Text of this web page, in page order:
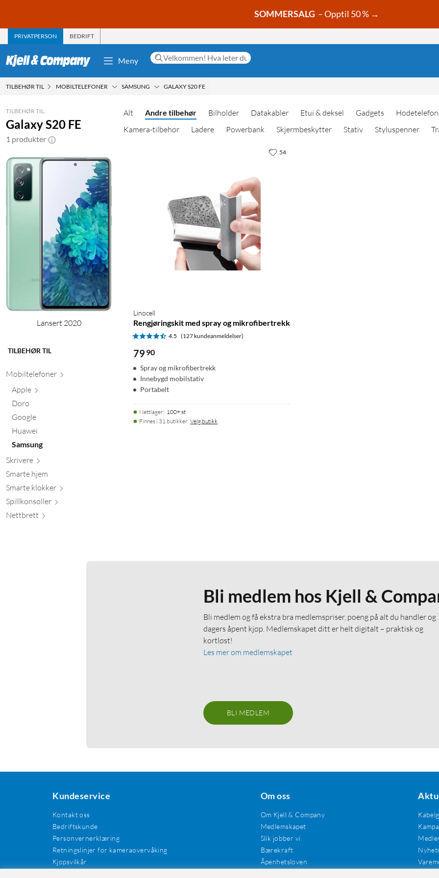
SOMMERSALG – Opptil 50 % →
PRIVATPERSON BEDRIFT
Meny
TILBEHØR TIL MOBILTELEFONER SAMSUNG GALAXY S20 FE
TILBEHØR TIL:
Galaxy S20 FE
1 produkter
Lansert 2020
TILBEHØR TIL
Mobiltelefoner
Apple
Doro
Google
Huawei
Samsung
Skrivere
Smarte hjem
Smarte klokker
Spillkonsoller
Nettbrett
Alt Andre tilbehør Bilholder Datakabler Etui & deksel Gadgets
Kamera-tilbehør
Ladere Powerbank Skjermbeskytter Stativ Styluspenner
Linocell
Rengjøringskit med spray og mikrofibertrekk
4.5 (127 kundeanmeldelser)
79 90
Spray og mikrofibertrekk
Innebygd mobilstativ
Portabelt
Nettlager: 100+ st
Finnes i 31 butikker. Velg butikk
54
Bli medlem hos Kjell &
Bli medlem og få ekstra bra medlemspriser, poeng på alt du handler og
dagers åpent kjøp. Medlemskapet ditt er helt digitalt – praktisk og
kortløst!
Les mer om medlemskapet
BLI MEDLEM
Kundeservice
Kontakt oss
Bedriftskunde
Personvernerklæring
Retningslinjer for kameraovervåking
Kjøpsvilkår
Om oss
Om Kjell & Company
Medlemskapet
Slik jobber vi
Bærekraft
Åpenhetsloven